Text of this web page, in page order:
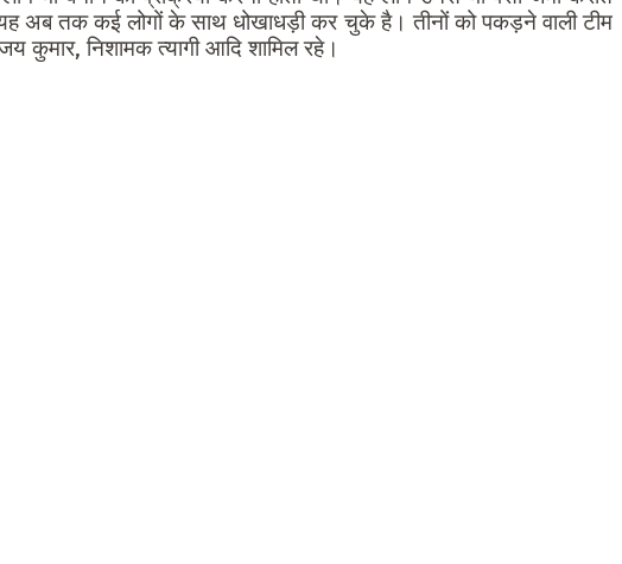
अब तक कई लोगों के साथ धोखाधड़ी कर चुके है। तीनों को पकड़ने वाली टीम
कुमार, निशामक त्यागी आदि शामिल रहे।